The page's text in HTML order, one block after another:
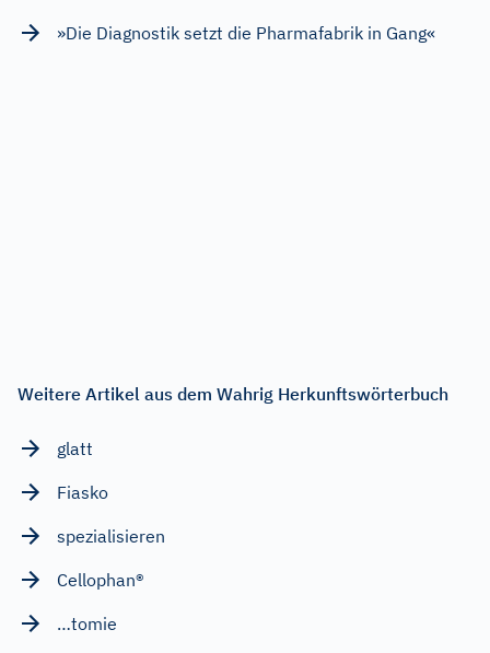
»Die Diagnostik setzt die Pharmafabrik in Gang«
Weitere Artikel aus dem Wahrig Herkunftswörterbuch
glatt
Fiasko
spezialisieren
Cellophan®
…tomie